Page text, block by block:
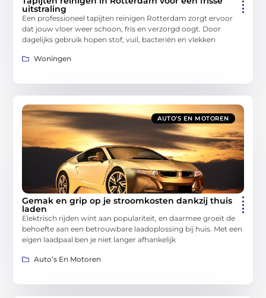
uitstraling
Een professioneel tapijten reinigen Rotterdam zorgt ervoor
dat jouw vloer weer schoon, fris en verzorgd oogt. Door
dagelijks gebruik hopen stof, vuil, bacteriën en vlekken
Woningen
AUTO’S EN MOTOREN
Gemak en grip op je stroomkosten dankzij thuis
laden
Elektrisch rijden wint aan populariteit, en daarmee groeit de
behoefte aan een betrouwbare laadoplossing bij huis. Met een
eigen laadpaal ben je niet langer afhankelijk
Auto’s En Motoren